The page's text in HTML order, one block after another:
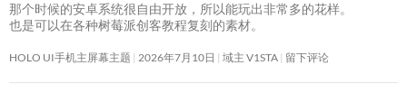
那个时候的安卓系统很自由开放，所以能玩出非常多的花样。
也是可以在各种树莓派创客教程复刻的素材。
HOLO UI手机主屏幕主题 2026年7月10日 域主 V1STA 留下评论